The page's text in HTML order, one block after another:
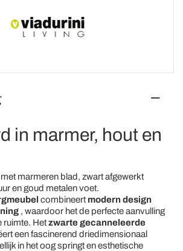
in marmer, hout en
marmeren blad, zwart afgewerkt
en goud metalen voet.
combineert modern design
, waardoor het de perfecte aanvulling
ruimte. Hetzwarte gecanneleerde
een fascinerend driedimensionaal
in het oog springt en esthetische